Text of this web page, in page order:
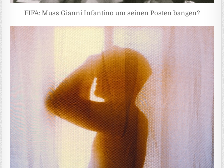
FIFA: Muss Gianni Infantino um seinen Posten bangen?